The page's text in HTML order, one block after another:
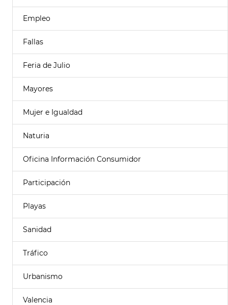
Empleo
Fallas
Feria de Julio
Mayores
Mujer e Igualdad
Naturia
Oficina Información Consumidor
Participación
Playas
Sanidad
Tráfico
Urbanismo
Valencia